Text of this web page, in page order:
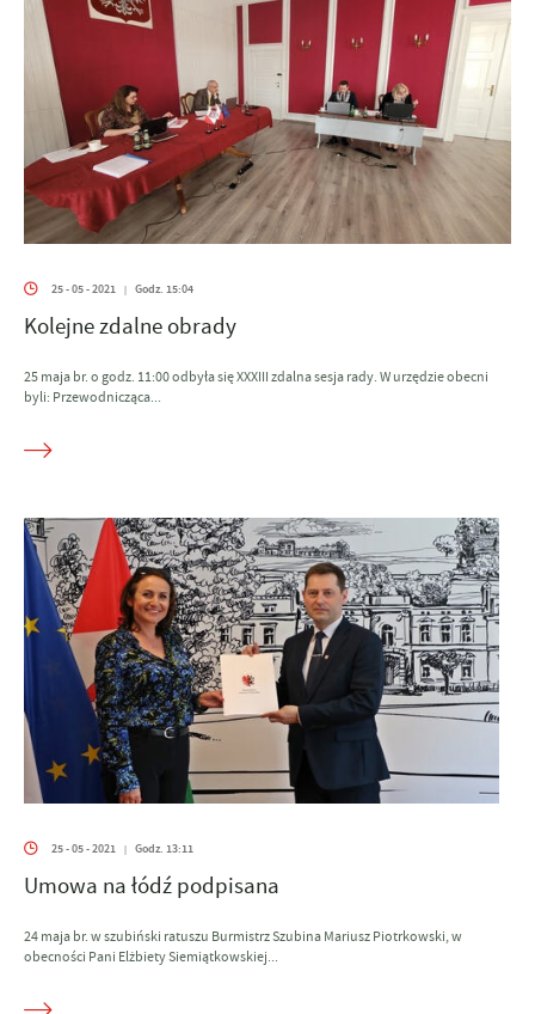
25 - 05 - 2021 | Godz. 15:04
Kolejne zdalne obrady
25 maja br. o godz. 11:00 odbyła się XXXIII zdalna sesja rady. W urzędzie obecni
byli: Przewodnicząca...
25 - 05 - 2021 | Godz. 13:11
Umowa na łódź podpisana
24 maja br. w szubiński ratuszu Burmistrz Szubina Mariusz Piotrkowski, w
obecności Pani Elżbiety Siemiątkowskiej...